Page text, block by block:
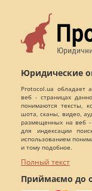
Юридические
Protocol.ua обладает
веб - страницах
понимаются тексты,
шота, сканы, видео,
размещенных на веб -
для индексации
использованием
и тому подобное.
Полный текст
Приймаємо до